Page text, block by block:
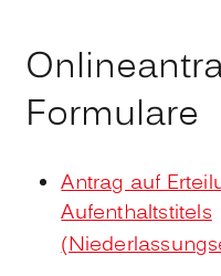
Formulare
Antrag auf
Aufenthaltstitels